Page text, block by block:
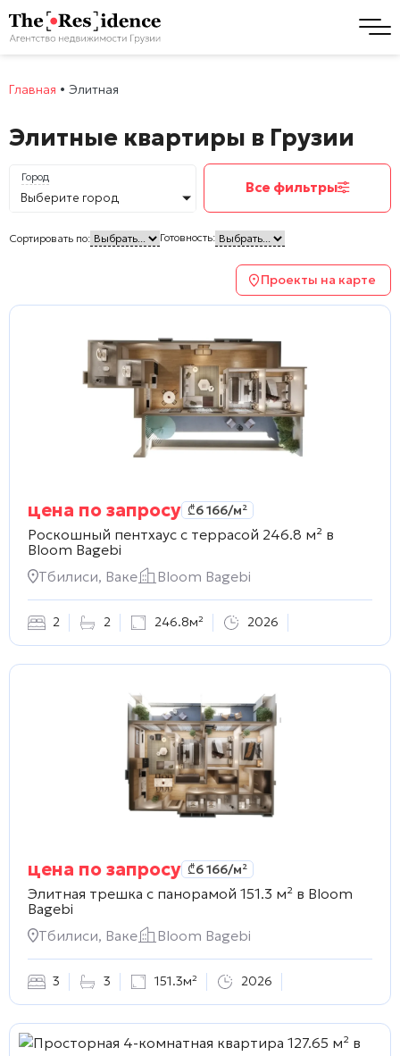
Главная • Элитная
Элитные квартиры в Грузии
Город
Выберите город
Все фильтры
Сортировать по: Готовность:
Проекты на карте
цена по запросу ₾6 166/м²
Роскошный пентхаус с террасой 246.8 м² в
Bloom Bagebi
Тбилиси, Ваке
Bloom Bagebi
2 2 246.8м² 2026
цена по запросу ₾6 166/м²
Элитная трешка с панорамой 151.3 м² в Bloom
Bagebi
Тбилиси, Ваке
Bloom Bagebi
3 3 151.3м² 2026